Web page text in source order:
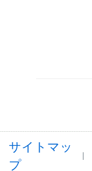
サイトマッ
プ